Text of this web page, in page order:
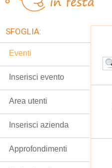
SFOGLIA:
Eventi
Inserisci evento
Area utenti
Inserisci azienda
Approfondimenti